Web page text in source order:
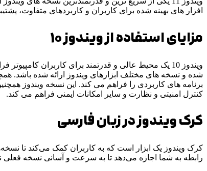
افزار های بهینه شده برای کاربران و کاربردهای متفاوت،
مزایای استفاده از ویندوز 10
برنامه های کاربردی را فراهم می کند. این نسخه ویندوز
کنترل امنیتی و نظارت و سایر امکانات ایمنی فراهم می کند.
کرک ویندوز در زبان فارسی
کرک ویندوز یک ابزار است که به کاربران کمک می‌کند تا
رابطه به شما اجازه می‌دهد تا به سرعت و آسانی نسخه فعلی